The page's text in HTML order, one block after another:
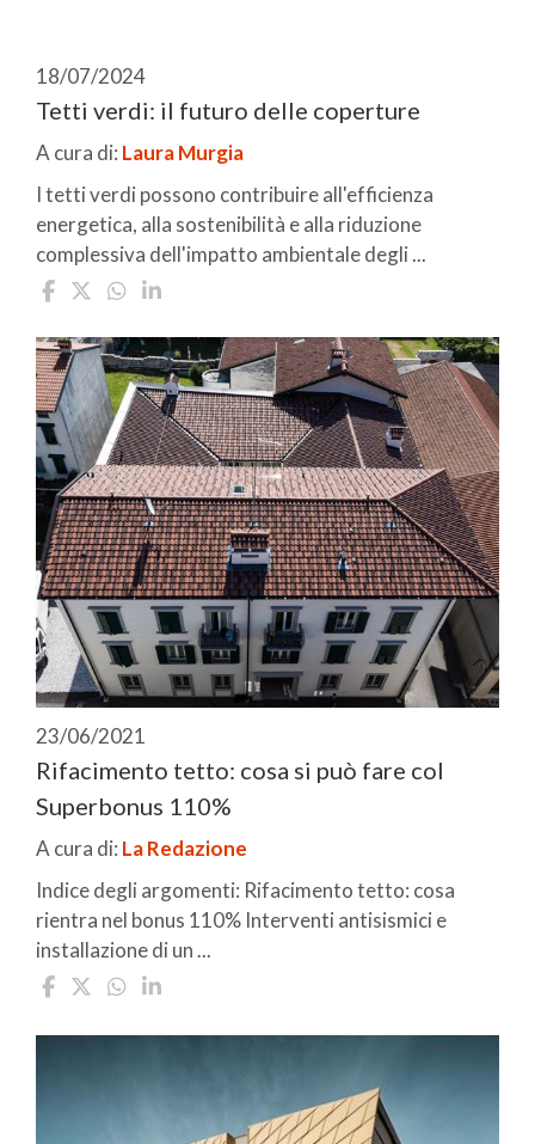
18/07/2024
Tetti verdi: il futuro delle coperture
A cura di: Laura Murgia
I tetti verdi possono contribuire all'efficienza
energetica, alla sostenibilità e alla riduzione
complessiva dell'impatto ambientale degli ...
23/06/2021
Rifacimento tetto: cosa si può fare col
Superbonus 110%
A cura di: La Redazione
Indice degli argomenti: Rifacimento tetto: cosa
rientra nel bonus 110% Interventi antisismici e
installazione di un ...